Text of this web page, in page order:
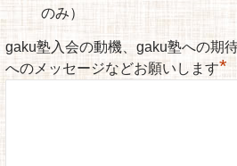
のみ）
gaku塾入会の動機、gaku塾への期
へのメッセージなどお願いします*